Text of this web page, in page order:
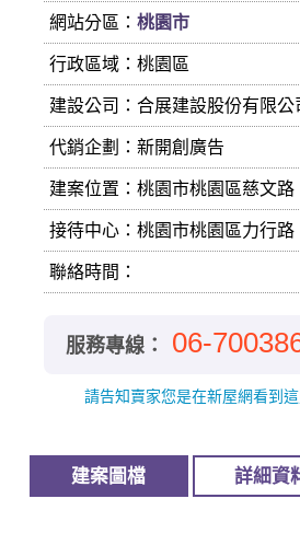
網站分區： 桃園市
行政區域：桃園區
建設公司： 合展建設股份有限公
代銷企劃：新開創廣告
建案位置：桃園市桃園區慈文路
接待中心：桃園市桃園區力行路
聯絡時間：
服務專線： 06-
請告知賣家您是在新屋網看到
建案圖檔 詳細資